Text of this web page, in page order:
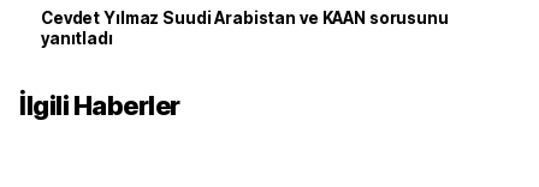
Cevdet Yılmaz Suudi Arabistan ve KAAN sorusunu
yanıtladı
İlgili Haberler